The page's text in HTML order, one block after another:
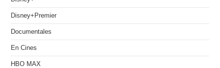
Disney+Premier
Documentales
En Cines
HBO MAX